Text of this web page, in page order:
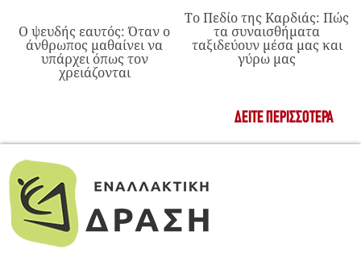
Ο ψευδής εαυτός: Όταν ο
άνθρωπος μαθαίνει να
υπάρχει όπως τον
χρειάζονται
Το Πεδίο της Καρδιάς: Πώς
τα συναισθήματα
ταξιδεύουν μέσα μας και
γύρω μας
ΔΕΊΤΕ ΠΕΡΙΣΣΌΤΕΡΑ